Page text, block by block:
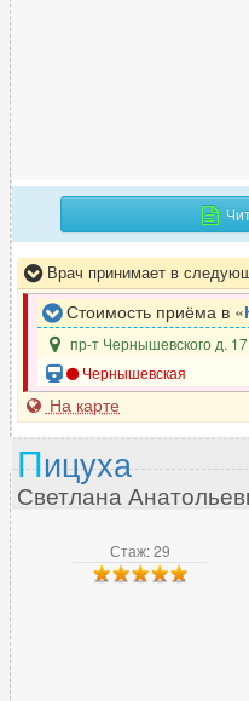
Ортопед
Остеопат
П
Паразитолог
Педиатр
Пластический хирург
Подолог
Проктолог
Психиатр
Врач принимает в
Стоимость приёма в «
пр-т Чернышевского д.
Чернышевская
На карте
Стаж: 29
Пицуха
Светлана